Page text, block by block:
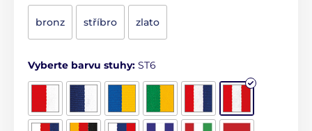
bronz stříbro zlato
Vyberte barvu stuhy: ST6